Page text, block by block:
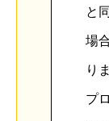
と
場
り
プ